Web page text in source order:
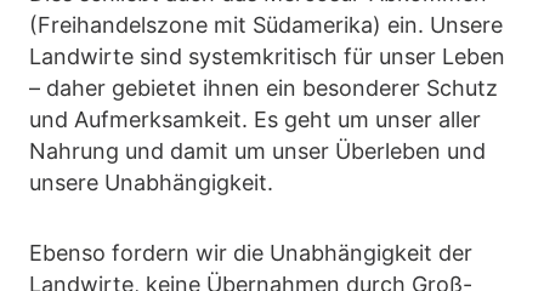
(Freihandelszone mit Südamerika) ein. Unsere
Landwirte sind systemkritisch für unser Leben
– daher gebietet ihnen ein besonderer Schutz
und Aufmerksamkeit. Es geht um unser aller
Nahrung und damit um unser Überleben und
unsere Unabhängigkeit.
Ebenso fordern wir die Unabhängigkeit der
Landwirte, keine Übernahmen durch Groß-